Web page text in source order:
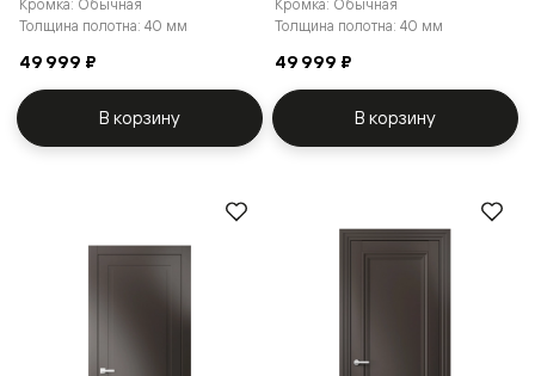
Кромка: Обычная
Толщина полотна: 40 мм
49 999 ₽
В корзину
Кромка: Обычная
Толщина полотна: 40 мм
49 999 ₽
В корзину